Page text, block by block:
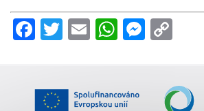
Facebook
Twitter
Email